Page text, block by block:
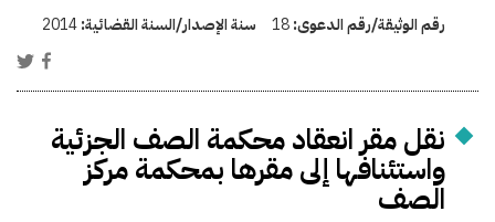
رقم الوثيقة/رقم الدعوى:18 سنة الإصدار/السنة القضائية:2014
نقل مقر انعقاد محكمة الصف الجزئية
واستئنافها إلى مقرها بمحكمة مركز
الصف